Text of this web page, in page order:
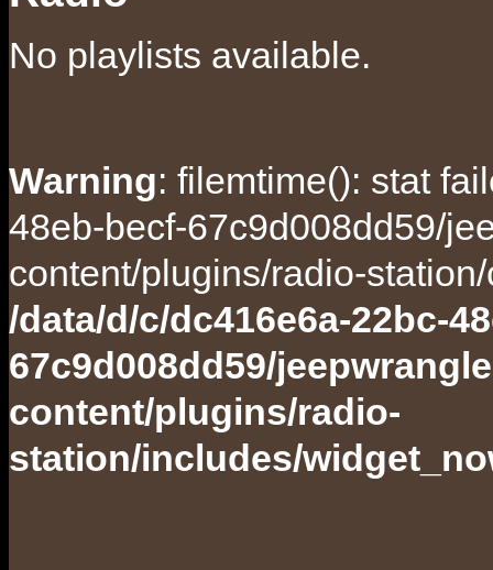
No playlists available.
Warning: filemtime(): stat
48eb-becf-67c9d008dd59/
content/plugins/radio-
/data/d/c/dc416e6a-22bc-
67c9d008dd59/
content/plugins/radio-
station/includes/